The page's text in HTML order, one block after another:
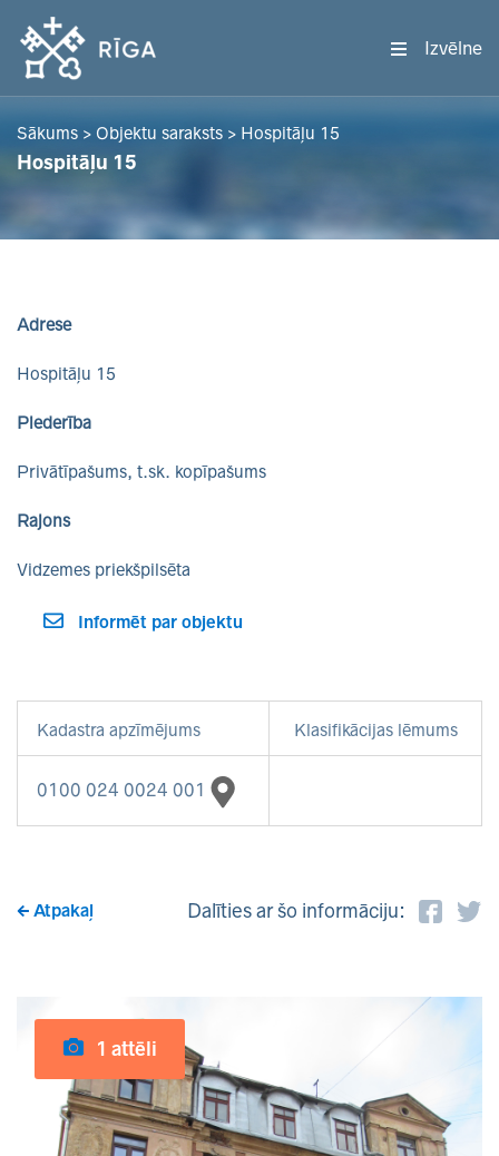
Izvēlne
Sākums > Objektu saraksts > Hospitāļu 15
Hospitāļu 15
Adrese
Hospitāļu 15
Piederība
Privātīpašums, t.sk. kopīpašums
Rajons
Vidzemes priekšpilsēta
Informēt par objektu
Kadastra apzīmējums Klasifikācijas lēmums
0100 024 0024 001
Atpakaļ Dalīties ar šo informāciju:
1 attēli